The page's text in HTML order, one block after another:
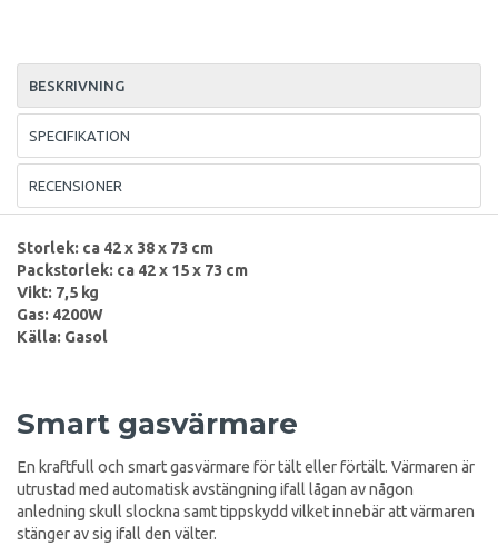
BESKRIVNING
SPECIFIKATION
RECENSIONER
Storlek: ca 42 x 38 x 73 cm
Packstorlek: ca 42 x 15 x 73 cm
Vikt: 7,5 kg
Gas: 4200W
Källa: Gasol
Smart gasvärmare
En kraftfull och smart gasvärmare för tält eller förtält. Värmaren är
utrustad med automatisk avstängning ifall lågan av någon
anledning skull slockna samt tippskydd vilket innebär att värmaren
stänger av sig ifall den välter.